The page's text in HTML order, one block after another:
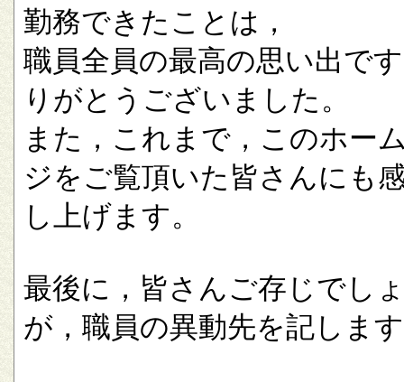
勤務できたことは，
職員全員の最高の思い出で
りがとうございました。
また，これまで，このホー
ジをご覧頂いた皆さんにも
し上げます。
最後に，皆さんご存じでし
が，職員の異動先を記しま